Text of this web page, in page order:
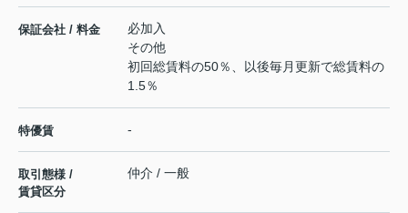
保証会社 / 料金
必加入
その他
初回総賃料の50％、以後毎月更新で総賃料の
1.5％
特優賃 -
取引態様 /
賃貸区分
仲介 / 一般